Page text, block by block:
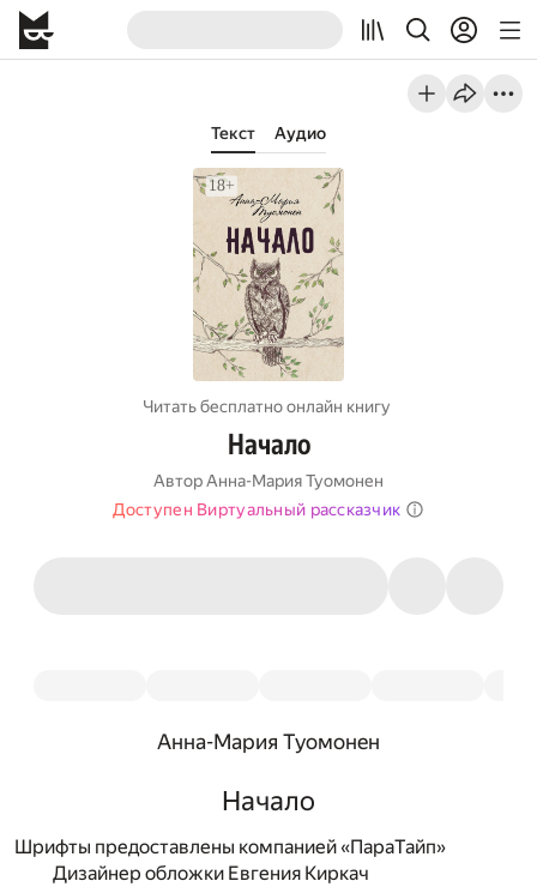
Текст Аудио
Читать бесплатно онлайн книгу
Начало
АвторАнна-Мария Туомонен
Доступен Виртуальный рассказчик
Анна-Мария Туомонен
Начало
Шрифты предоставлены компанией «ПараТайп»
Дизайнер обложки Евгения Киркач